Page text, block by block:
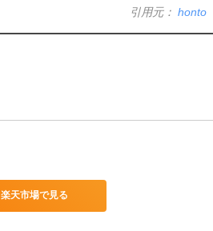
引用元： honto
楽天市場で見る